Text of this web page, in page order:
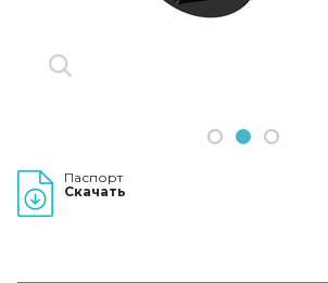
1 2 3
Паспорт
Скачать